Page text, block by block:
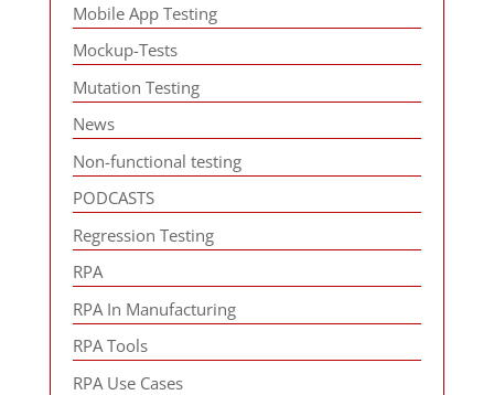
Mobile App Testing
Mockup-Tests
Mutation Testing
News
Non-functional testing
PODCASTS
Regression Testing
RPA
RPA In Manufacturing
RPA Tools
RPA Use Cases